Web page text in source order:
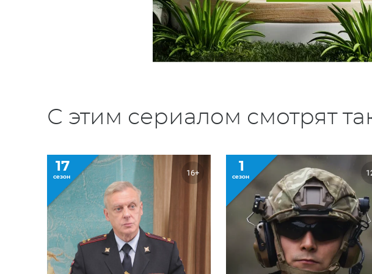
С этим сериалом смотрят
17
сезон 16+ 1
сезон